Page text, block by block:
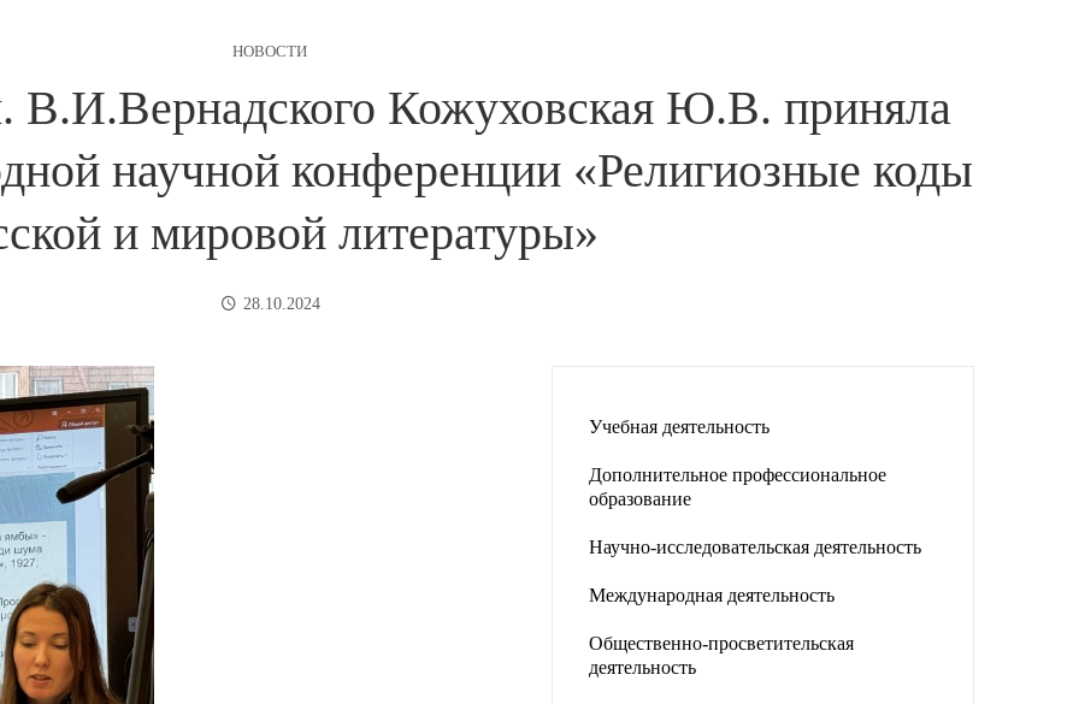
НОВОСТИ
Кожуховская Ю.В. приняла
научной конференции «Религиозные коды
и мировой литературы»
28.10.2024
Учебная деятельность
Дополнительное профессиональное
образование
Научно-исследовательская деятельность
Международная деятельность
Общественно-просветительская
деятельность